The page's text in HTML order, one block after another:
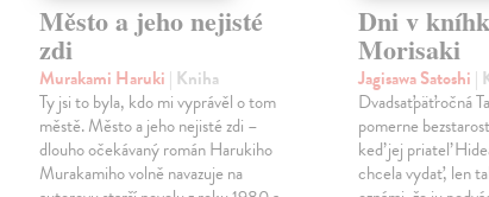
Město a jeho nejisté
zdi
Murakami Haruki | Kniha
Ty jsi to byla, kdo mi vyprávěl o tom
městě. Město a jeho nejisté zdi –
dlouho očekávaný román Harukiho
Murakamiho volně navazuje na
Dni v
Morisaki
Jagisawa Satoshi |
Dvadsaťpäťročná
pomerne
keď jej priateľ
chcela vydať, len